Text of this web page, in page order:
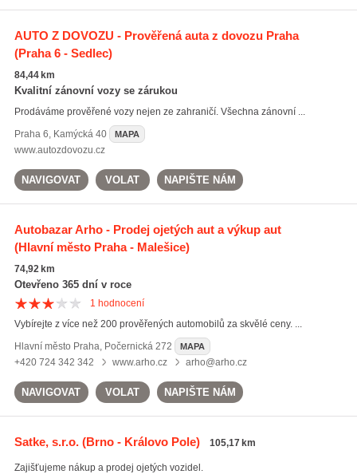
AUTO Z DOVOZU - Prověřená auta z dovozu Praha
(Praha 6 - Sedlec)
84,44 km
Kvalitní zánovní vozy se zárukou
Prodáváme prověřené vozy nejen ze zahraničí. Všechna zánovní ...
Praha 6, Kamýcká 40 MAPA
www.autozdovozu.cz
NAVIGOVAT VOLAT NAPIŠTE NÁM
Autobazar Arho - Prodej ojetých aut a výkup aut
(Hlavní město Praha - Malešice)
74,92 km
Otevřeno 365 dní v roce
1 hodnocení
Vybírejte z více než 200 prověřených automobilů za skvělé ceny. ...
Hlavní město Praha, Počernická 272 MAPA
+420 724 342 342 www.arho.cz arho@arho.cz
NAVIGOVAT VOLAT NAPIŠTE NÁM
Satke, s.r.o.(Brno - Královo Pole) 105,17 km
Zajišťujeme nákup a prodej ojetých vozidel.